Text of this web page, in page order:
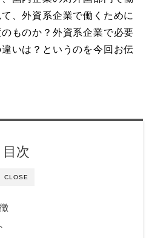
、外資系企業で働くために
ものか？外資系企業で必要
いは？というのを今回お伝
CLOSE
目次